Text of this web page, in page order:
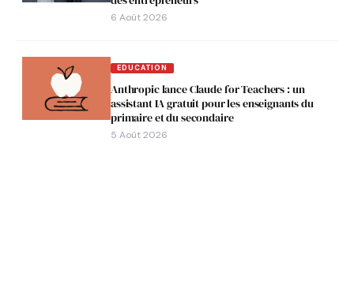
6 Août 2026
EDUCATION
Anthropic lance Claude for Teachers : un
assistant IA gratuit pour les enseignants du
primaire et du secondaire
5 Août 2026